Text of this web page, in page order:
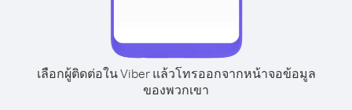
เลือกผู้ติดต่อใน Viber แล้วโทรออกจากหน้าจอข้อมูล
ของพวกเขา